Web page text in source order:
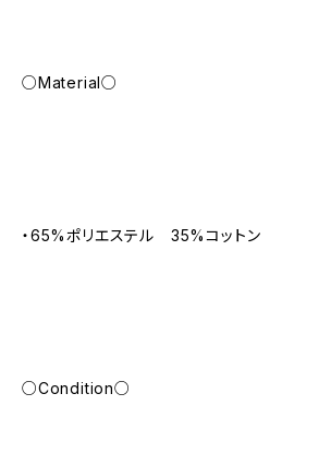
○Material○
・65%ポリエステル 35%コットン
○Condition○